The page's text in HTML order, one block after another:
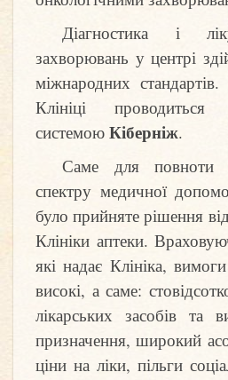
Діагностика і
захворювань у центрі
міжнародних
Клініці проводиться
системою Кіберніж.
Саме для повноти
спектру медичної
було прийняте рішення
Клініки аптеки.
які надає Клініка,
високі, а саме:
лікарських засобів та
призначення, широкий
ціни на ліки, пільги